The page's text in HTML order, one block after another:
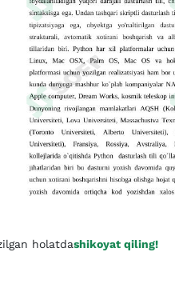
holatdashikoyat qiling!